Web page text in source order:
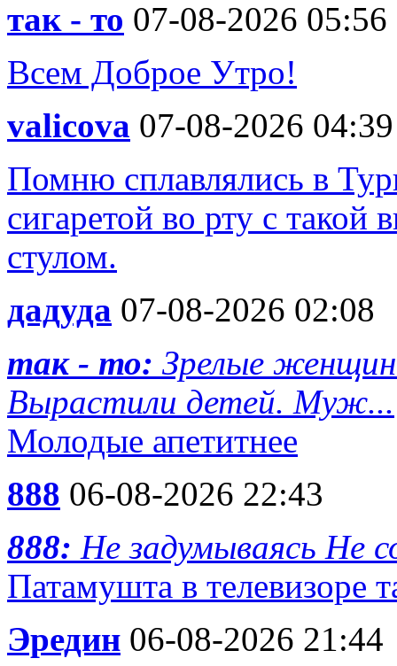
так - то 07-08-2026 05:56
Всем Доброе Утро!
valicova 07-08-2026 04:39
Помню сплавлялись в
сигаретой во рту с
стулом.
дадуда 07-08-2026 02:08
так - то: Зрелые
Вырастили детей. Муж...
Молодые апетитнее
888 06-08-2026 22:43
888: Не задумываясь Не
Патамушта в телевизоре
Эредин 06-08-2026 21:44